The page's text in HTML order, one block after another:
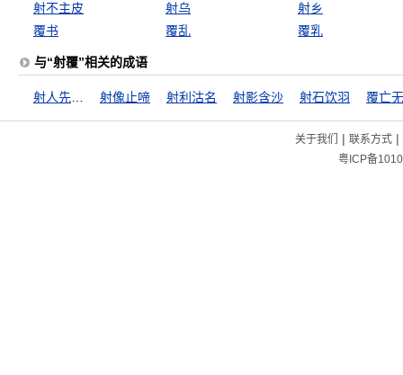
射不主皮 射乌
射乡
覆书
覆乱 覆乳
与“射覆”相关的成语
射像止啼 射利沽名 射影含沙 射石饮羽 覆亡
关于我们 | 联系方式|
粤ICP备